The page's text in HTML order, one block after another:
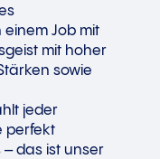
einem Job mit
mit hoher
sowie
jeder
perfekt
das ist unser